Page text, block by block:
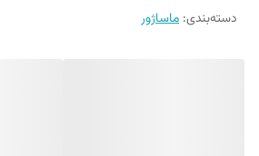
دسته‌بندی: ماساژور